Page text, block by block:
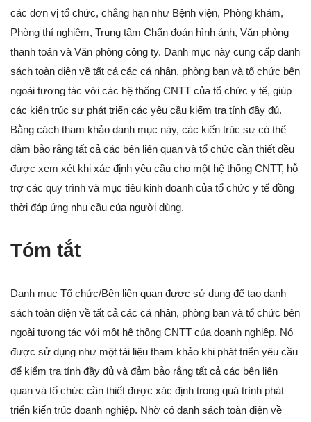
các đơn vị tổ chức, chẳng hạn như Bệnh viện, Phòng khám,
Phòng thí nghiệm, Trung tâm Chẩn đoán hình ảnh, Văn phòng
thanh toán và Văn phòng công ty. Danh mục này cung cấp danh
sách toàn diện về tất cả các cá nhân, phòng ban và tổ chức bên
ngoài tương tác với các hệ thống CNTT của tổ chức y tế, giúp
các kiến trúc sư phát triển các yêu cầu kiểm tra tính đầy đủ.
Bằng cách tham khảo danh mục này, các kiến trúc sư có thể
đảm bảo rằng tất cả các bên liên quan và tổ chức cần thiết đều
được xem xét khi xác định yêu cầu cho một hệ thống CNTT, hỗ
trợ các quy trình và mục tiêu kinh doanh của tổ chức y tế đồng
thời đáp ứng nhu cầu của người dùng.
Tóm tắt
Danh mục Tổ chức/Bên liên quan được sử dụng để tạo danh
sách toàn diện về tất cả các cá nhân, phòng ban và tổ chức bên
ngoài tương tác với một hệ thống CNTT của doanh nghiệp. Nó
được sử dụng như một tài liệu tham khảo khi phát triển yêu cầu
để kiểm tra tính đầy đủ và đảm bảo rằng tất cả các bên liên
quan và tổ chức cần thiết được xác định trong quá trình phát
triển kiến trúc doanh nghiệp. Nhờ có danh sách toàn diện về